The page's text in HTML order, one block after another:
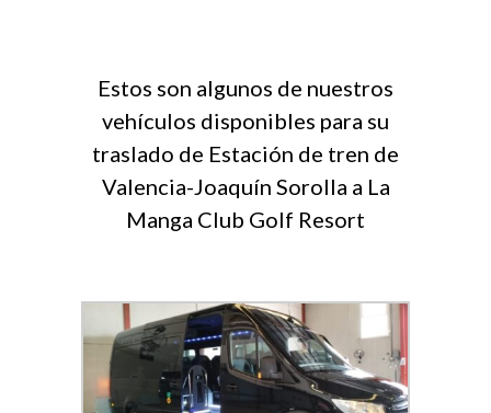
Estos son algunos de nuestros
vehículos disponibles para su
traslado de Estación de tren de
Valencia-Joaquín Sorolla a La
Manga Club Golf Resort